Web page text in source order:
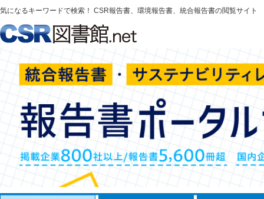
気になるキーワードで検索！ CSR報告書、環境報告書、統合報告書の閲覧サイト